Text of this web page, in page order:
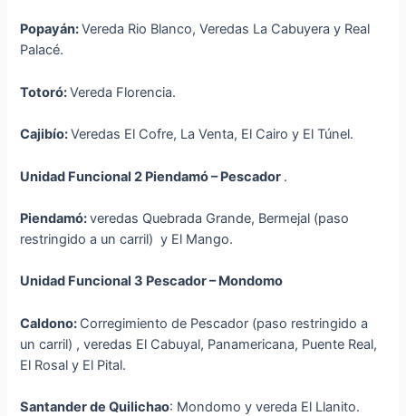
Popayán:Vereda Rio Blanco, Veredas La Cabuyera y Real
Palacé.
Totoró:Vereda Florencia.
Cajibío:Veredas El Cofre, La Venta, El Cairo y El Túnel.
Unidad Funcional 2 Piendamó – Pescador .
Piendamó:veredas Quebrada Grande, Bermejal (paso
restringido a un carril) y El Mango.
Unidad Funcional 3 Pescador – Mondomo
Caldono: Corregimiento de Pescador (paso restringido a
un carril) , veredas El Cabuyal, Panamericana, Puente Real,
El Rosal y El Pital.
Santander de Quilichao: Mondomo y vereda El Llanito.